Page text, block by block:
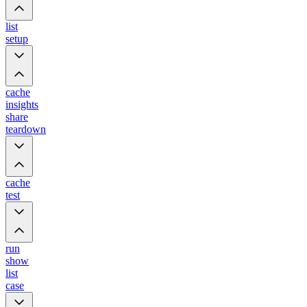
list
setup
cache
insights
share
teardown
cache
test
run
show
list
case